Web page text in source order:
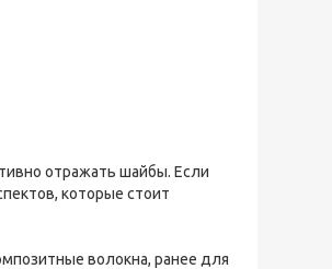
отражать шайбы. Если
которые стоит
волокна, ранее для